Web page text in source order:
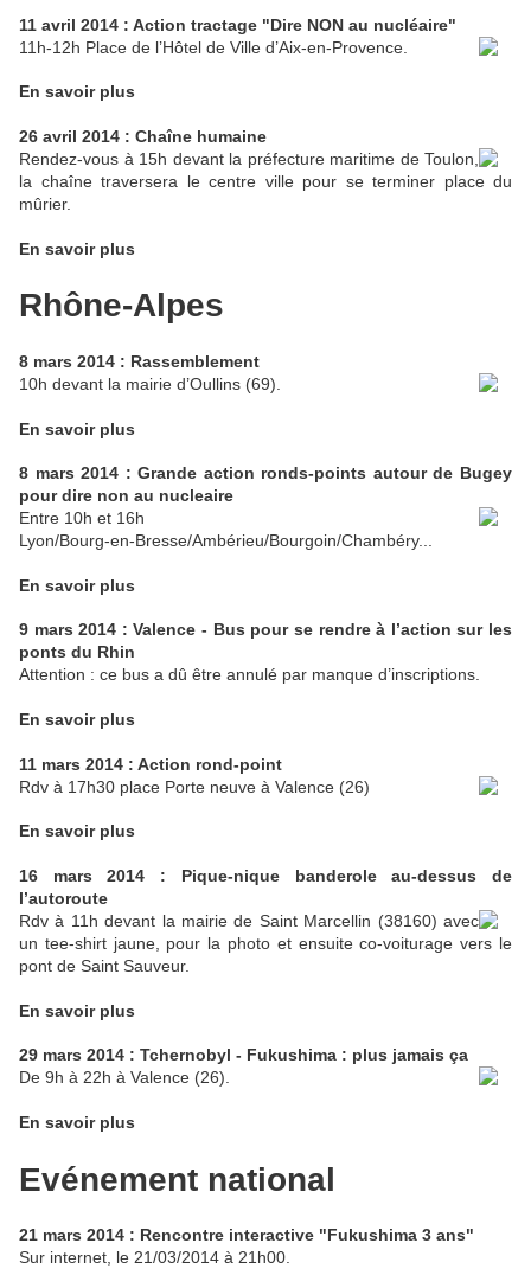
11 avril 2014 : Action tractage "Dire NON au nucléaire"
11h-12h Place de l’Hôtel de Ville d’Aix-en-Provence.
En savoir plus
26 avril 2014 : Chaîne humaine
Rendez-vous à 15h devant la préfecture maritime de Toulon,
la chaîne traversera le centre ville pour se terminer place du
mûrier.
En savoir plus
Rhône-Alpes
8 mars 2014 : Rassemblement
10h devant la mairie d’Oullins (69).
En savoir plus
8 mars 2014 : Grande action ronds-points autour de Bugey
pour dire non au nucleaire
Entre 10h et 16h
Lyon/Bourg-en-Bresse/Ambérieu/Bourgoin/Chambéry...
En savoir plus
9 mars 2014 : Valence - Bus pour se rendre à l’action sur les
ponts du Rhin
Attention : ce bus a dû être annulé par manque d’inscriptions.
En savoir plus
11 mars 2014 : Action rond-point
Rdv à 17h30 place Porte neuve à Valence (26)
En savoir plus
16 mars 2014 : Pique-nique banderole au-dessus de
l’autoroute
Rdv à 11h devant la mairie de Saint Marcellin (38160) avec
un tee-shirt jaune, pour la photo et ensuite co-voiturage vers le
pont de Saint Sauveur.
En savoir plus
29 mars 2014 : Tchernobyl - Fukushima : plus jamais ça
De 9h à 22h à Valence (26).
En savoir plus
Evénement national
21 mars 2014 : Rencontre interactive "Fukushima 3 ans"
Sur internet, le 21/03/2014 à 21h00.